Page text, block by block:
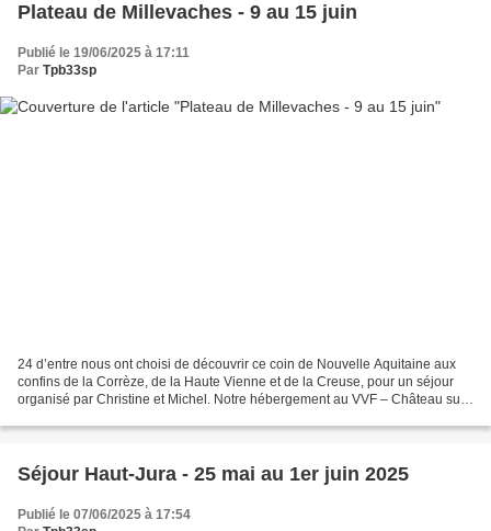
Plateau de Millevaches - 9 au 15 juin
Publié le 19/06/2025 à 17:11
Par Tpb33sp
24 d’entre nous ont choisi de découvrir ce coin de Nouvelle Aquitaine aux
confins de la Corrèze, de la Haute Vienne et de la Creuse, pour un séjour
organisé par Christine et Michel. Notre hébergement au VVF – Château sur
Séjour Haut-Jura - 25 mai au 1er juin 2025
Publié le 07/06/2025 à 17:54